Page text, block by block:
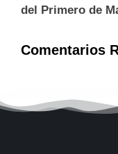
del Primero de
Comentarios